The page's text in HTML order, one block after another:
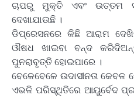
ଚାପରୁ ମୁକ୍ତି ଏବଂ ଉତ୍‌ତମ
ଦେଖାଯାଉଛି ।
ଡିପ୍ରେସନରେ କିଛି ଆରାମ
ଔଷଧ ଖାଇବା ବନ୍ଦ
ପୁନରାବୃତ୍ତି ହୋଇପାରେ ।
ବେଳେବେଳେ ଉଦାସୀନତା
ଏଭଳି ପରିସ୍ଥିତିରେ ଆୟୁର୍ବେଦ